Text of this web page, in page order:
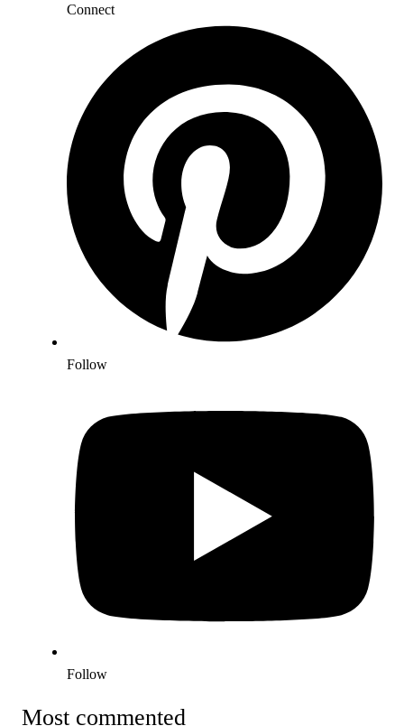
Connect
Follow
Follow
Most commented